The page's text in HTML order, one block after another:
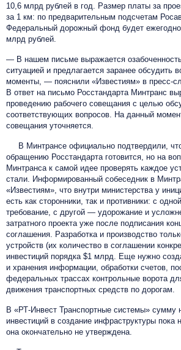
10,6 млрд рублей в год. Размер платы за
за 1 км: по предварительным подсчетам
Федеральный дорожный фонд будет
млрд рублей.
— В нашем письме выражается
ситуацией и предлагается заранее обсудить
моменты, — пояснили «Известиям» в пресс-
В ответ на письмо Росстандарта Минтранс
проведению рабочего совещания с целью
соответствующих вопросов. На данный
совещания уточняется.
В Минтрансе официально подтвердили,
обращению Росстандарта готовится, но на
Минтранса к самой идее проверять каждое
стали. Информированный собеседник в
«Известиям», что внутри министерства у
есть как сторонники, так и противники: с
требование, с другой — удорожание и
затратного проекта уже после подписания
соглашения. Разработка и производство
устройств (их количество в соглашении
инвестиций порядка $1 млрд. Еще нужно
и хранения информации, обработки счетов,
федеральных трассах контрольные ворота
движения транспортных средств по дорогам.
В «РТ-Инвест Транспортные системы» сумму
инвестиций в создание инфраструктуры пока
она окончательно не утверждена.